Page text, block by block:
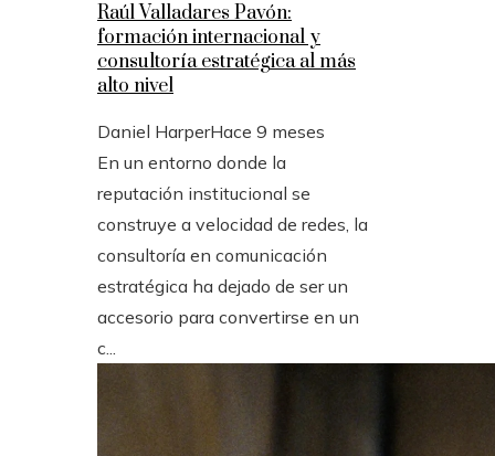
Raúl Valladares Pavón:
formación internacional y
consultoría estratégica al más
alto nivel
Daniel HarperHace 9 meses
En un entorno donde la
reputación institucional se
construye a velocidad de redes, la
consultoría en comunicación
estratégica ha dejado de ser un
accesorio para convertirse en un
c...